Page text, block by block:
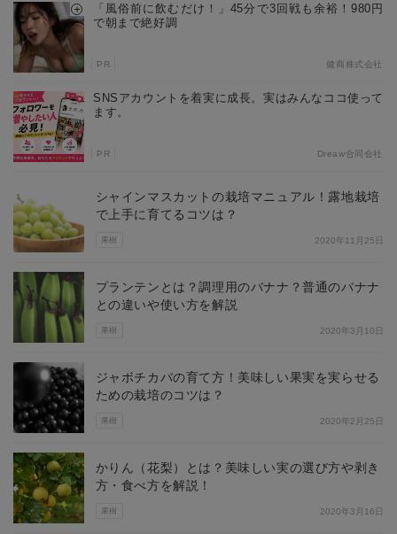
「風俗前に飲むだけ！」45分で3回戦も余裕！980円
で朝まで絶好調
PR 健商株式会社
SNSアカウントを着実に成長。実はみんなココ使って
ます。
PR Dreaw合同会社
果樹
シャインマスカットの栽培マニュアル！露地栽培
で上手に育てるコツは？
2020年11月25日
果樹
プランテンとは？調理用のバナナ？普通のバナナ
との違いや使い方を解説
2020年3月10日
果樹
ジャボチカバの育て方！美味しい果実を実らせる
ための栽培のコツは？
2020年2月25日
果樹
かりん（花梨）とは？美味しい実の選び方や剥き
方・食べ方を解説！
2020年3月16日